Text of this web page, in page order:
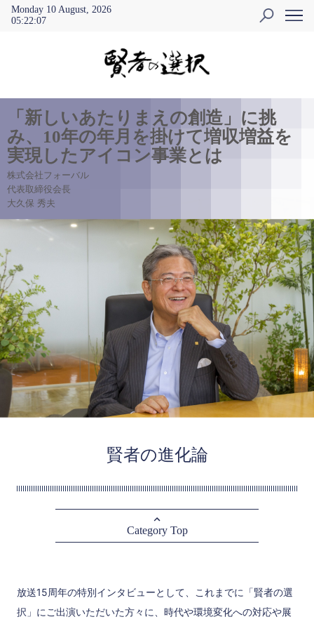
Monday 10 August, 2026
05:22:08
「新しいあたりまえの創造」に挑
み、10年の年月を掛けて増収増益を
実現したアイコン事業とは
株式会社フォーバル
代表取締役会長
大久保 秀夫
賢者の進化論
Category Top
放送15周年の特別インタビューとして、これまでに「賢者の選
択」にご出演いただいた方々に、時代や環境変化への対応や展